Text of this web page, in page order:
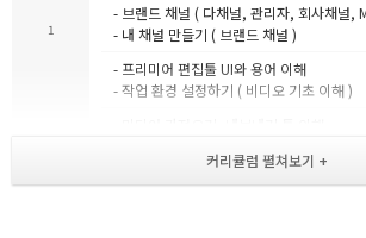
1
- 브랜드 채널 ( 다채널, 관리자, 회사채널,
- 내 채널 만들기 ( 브랜드 채널 )
- 프리미어 편집툴 UI와 용어 이해
- 작업 환경 설정하기 ( 비디오 기초 이해 )
프리미어 편집 기초 1